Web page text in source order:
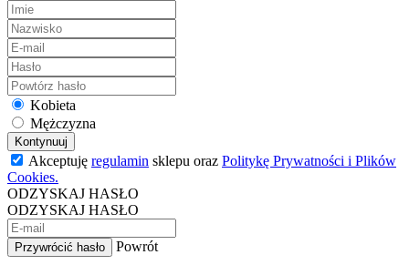
Kobieta
Mężczyzna
Kontynuuj
Akceptuję regulamin sklepu oraz Politykę Prywatności i Plików
Cookies.
ODZYSKAJ HASŁO
ODZYSKAJ HASŁO
Przywrócić hasło
Powrót